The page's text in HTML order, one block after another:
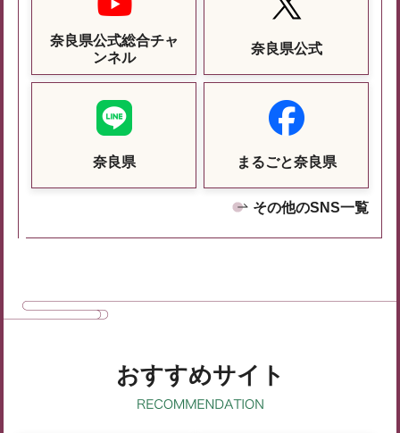
奈良県公式総合チャ
ンネル
奈良県公式
奈良県 まるごと奈良県
その他のSNS一覧
おすすめサイト